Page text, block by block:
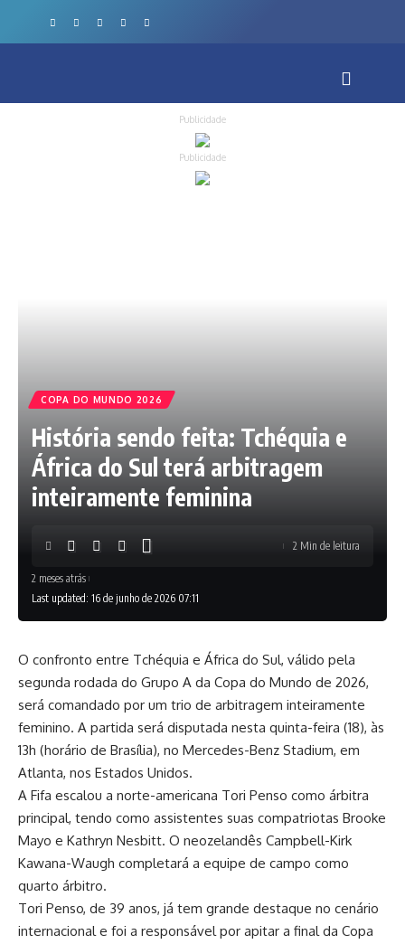
Publicidade
Publicidade
COPA DO MUNDO 2026
História sendo feita: Tchéquia e
África do Sul terá arbitragem
inteiramente feminina
Last updated: 16 de junho de 2026 07:11
2 meses atrás
2 Min de leitura
O confronto entre Tchéquia e África do Sul, válido pela
segunda rodada do Grupo A da Copa do Mundo de 2026,
será comandado por um trio de arbitragem inteiramente
feminino. A partida será disputada nesta quinta-feira (18), às
13h (horário de Brasília), no Mercedes-Benz Stadium, em
Atlanta, nos Estados Unidos.
A Fifa escalou a norte-americana Tori Penso como árbitra
principal, tendo como assistentes suas compatriotas Brooke
Mayo e Kathryn Nesbitt. O neozelandês Campbell-Kirk
Kawana-Waugh completará a equipe de campo como
quarto árbitro.
Tori Penso, de 39 anos, já tem grande destaque no cenário
internacional e foi a responsável por apitar a final da Copa